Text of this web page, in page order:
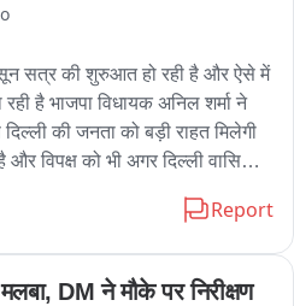
हरियाणा की फैमिली आईडी प्रणाली
पर एक बार फिर सवाल खड़े हो गए हैं।
ही दोनों मामलों का समाधान कराने का
कि लोगों को वास्तविक राहत कब
सत्र की शुरुआत हो रही है और ऐसे में
है भाजपा विधायक अनिल शर्मा ने
की जनता को बड़ी राहत मिलेगी
विपक्ष को भी अगर दिल्ली वासियों
रहे हैं
Report
DM ने मौके पर निरीक्षण